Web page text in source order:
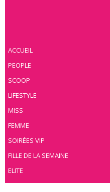
ACCUEIL
PEOPLE
SCOOP
LIFESTYLE
MISS
FEMME
SOIRÉES VIP
FILLE DE LA SEMAINE
ELITE